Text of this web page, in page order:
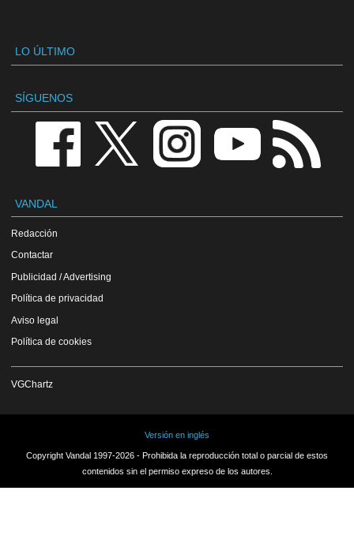
LO ÚLTIMO
SÍGUENOS
VANDAL
Redacción
Contactar
Publicidad / Advertising
Política de privacidad
Aviso legal
Política de cookies
VGChartz
Versión en inglés
Copyright Vandal 1997-2026 - Prohibida la reproducción total o parcial de estos
contenidos sin el permiso expreso de los autores.